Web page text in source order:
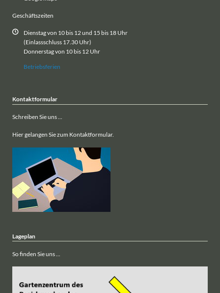
Geschäftszeiten
Dienstag von 10 bis 12 und 15 bis 18 Uhr
(Einlassschluss 17.30 Uhr)
Donnerstag von 10 bis 12 Uhr
Betriebsferien
Kontaktformular
Schreiben Sie uns ...
Hier gelangen Sie zum Kontaktformular.
Lageplan
So finden Sie uns ...